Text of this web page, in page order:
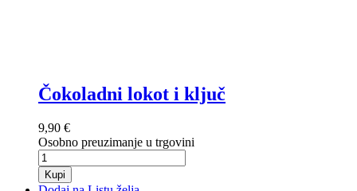
Čokoladni lokot i ključ
9,90 €
Osobno preuzimanje u trgovini
Kupi